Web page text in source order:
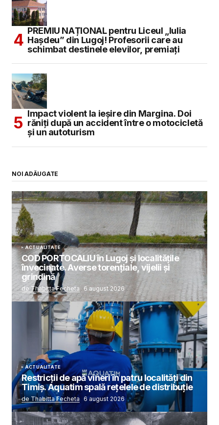
PREMIU NAȚIONAL pentru Liceul „Iulia
Hașdeu” din Lugoj! Profesorii care au
schimbat destinele elevilor, premiați
Impact violent la ieșire din Margina. Doi
răniți după un accident între o motocicletă
și un autoturism
NOI ADĂUGATE
ACTUALITATE
COD PORTOCALIU în Lugoj și localitățile
învecinate. Averse torențiale, vijelii și
grindină
de Thabitta Fecheta 6 august 2026
ACTUALITATE
Restricții de apă vineri în patru localități din
Timiș. Aquatim spală rețelele de distribuție
de Thabitta Fecheta 6 august 2026